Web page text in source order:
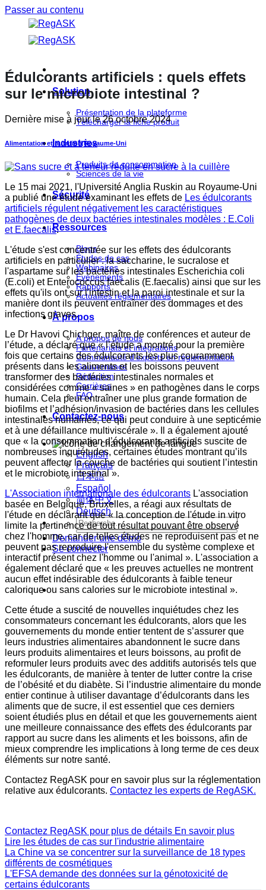
Passer au contenu
Solution
Présentation de la plateforme
Télécharger la fiche produit
Industries
Produits de consommation
Sciences de la vie
Sécurité
Ressources
Blogs
Études de cas
Webinaires
Événements
Rapports
Actualités réglementaires
À propos
À propos de nous
Partenariats et intégrations
Communauté d'experts en réglementation
Gouvernance
Rédaction
Carrières
FAQ
Contactez-nous
English
Français
日本語
Español
简体中文
Deutsch
Demander une démo
Se connecter
Édulcorants artificiels : quels effets
sur le microbiote intestinal ?
Dernière mise à jour le26 octobre 2024
Alimentation et nutrition Royaume-Uni
Le 15 mai 2021, l'Université Anglia Ruskin au Royaume-Uni
a publié une étude examinant les effets de Les édulcorants
artificiels régulent négativement les caractéristiques
pathogènes de deux bactéries intestinales modèles : E.Coli
et E.faecalis.
L'étude s'est concentrée sur les effets des édulcorants
artificiels en particulier : la saccharine, le sucralose et
l'aspartame sur les bactéries intestinales Escherichia coli
(E.coli) et Enterococcus faecalis (E.faecalis) ainsi que sur les
effets qu'ils ont sur l'intestin et la paroi intestinale et sur la
manière dont ils peuvent entraîner des dommages et des
infections graves.
Le Dr Havovi Chichger, maître de conférences et auteur de
l’étude, a déclaré que « l’étude a montré pour la première
fois que certains des édulcorants les plus couramment
présents dans les aliments et les boissons peuvent
transformer des bactéries intestinales normales et
considérées comme « saines » en pathogènes dans le corps
humain. Cela peut entraîner une plus grande formation de
biofilms et l’adhésion/invasion de bactéries dans les cellules
intestinales humaines, ce qui peut conduire à une septicémie
et à une défaillance multiviscérale ». Il a également ajouté
que « la consommation d’édulcorants artificiels suscite de
nombreuses inquiétudes, certaines études montrant qu’ils
peuvent affecter la couche de bactéries qui soutient l’intestin
et le microbiote intestinal ».
L'Association internationale des édulcorants L'association
basée en Belgique, Bruxelles, a réagi aux résultats de
l'étude en déclarant que « la conception de l'étude in vitro
limite la pertinence de tout résultat pouvant être observé
chez l'homme, car de telles études ne reproduisent pas et ne
peuvent pas reproduire l'ensemble du système complexe et
interactif présent chez l'homme ou l'animal ». L'association a
également déclaré que « les preuves actuelles ne montrent
aucun effet indésirable des édulcorants à faible teneur
calorique ou sans calories sur le microbiote intestinal ».
Cette étude a suscité de nouvelles inquiétudes chez les
consommateurs concernant les édulcorants, alors que les
gouvernements du monde entier tentent de s’assurer que
leurs industries alimentaires abandonnent le sucre dans
leurs produits alimentaires et leurs boissons, au profit de
reformuler leurs produits avec des additifs autorisés tels que
les édulcorants, de manière à tenter de lutter contre la crise
de l’obésité et du diabète. Si l’industrie alimentaire du monde
entier continue à utiliser davantage d’édulcorants dans les
aliments que de sucre, il est essentiel que ces derniers
soient étudiés plus en détail et que les gouvernements aient
une meilleure connaissance des effets des édulcorants par
rapport au sucre dans les aliments et les boissons, afin de
mieux comprendre les implications à long terme de ces deux
éléments sur notre santé.
Contactez RegASK pour en savoir plus sur la réglementation
relative aux édulcorants. Contactez les experts de RegASK.
Contactez RegASK pour plus de détails En savoir plus
Lire les études de cas sur l'industrie alimentaire
La Chine va se concentrer sur la surveillance de 18 types
différents de cosmétiques
L'EFSA demande des données sur la génotoxicité de
certains édulcorants